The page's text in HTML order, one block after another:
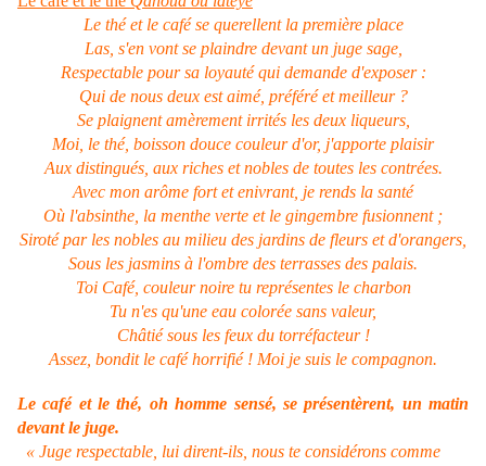
Le thé et le café se querellent la première place
Las, s'en vont se plaindre devant un juge sage,
Respectable pour sa loyauté qui demande d'exposer :
Qui de nous deux est aimé, préféré et meilleur ?
Se plaignent amèrement irrités les deux liqueurs,
Moi, le thé, boisson douce couleur d'or, j'apporte plaisir
Aux distingués, aux riches et nobles de toutes les contrées.
Avec mon arôme fort et enivrant, je rends la santé
Où l'absinthe, la menthe verte et le gingembre fusionnent ;
Siroté par les nobles au milieu des jardins de fleurs et d'orangers,
Sous les jasmins à l'ombre des terrasses des palais.
Toi Café, couleur noire tu représentes le charbon
Tu n'es qu'une eau colorée sans valeur,
Châtié sous les feux du torréfacteur !
Assez, bondit le café horrifié ! Moi je suis le compagnon.
Le café et le thé, oh homme sensé, se présentèrent, un matin
devant le juge.
« Juge respectable, lui dirent-ils, nous te considérons comme